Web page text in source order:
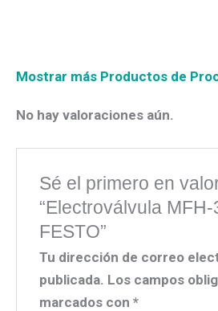
Mostrar más Productos de
No hay valoraciones aún.
Sé el primero en
“Electroválvula MFH-
FESTO”
Tu dirección de correo
publicada. Los campos
marcados con*